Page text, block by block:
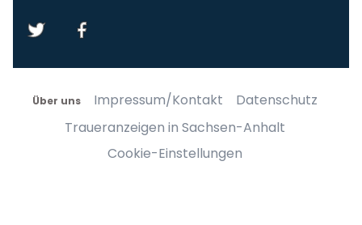
Über uns Impressum/Kontakt
Datenschutz
Traueranzeigen in Sachsen-Anhalt
Cookie-Einstellungen